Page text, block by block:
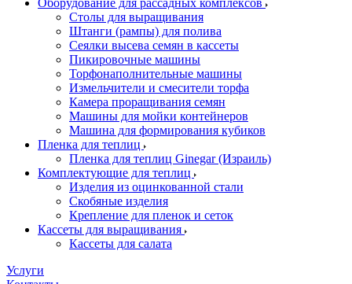
Оборудование для рассадных комплексов
Столы для выращивания
Штанги (рампы) для полива
Сеялки высева семян в кассеты
Пикировочные машины
Торфонаполнительные машины
Измельчители и смесители торфа
Камера проращивания семян
Машины для мойки контейнеров
Машина для формирования кубиков
Пленка для теплиц
Пленка для теплиц Ginegar (Израиль)
Комплектующие для теплиц
Изделия из оцинкованной стали
Скобяные изделия
Крепление для пленок и сеток
Кассеты для выращивания
Кассеты для салата
Услуги